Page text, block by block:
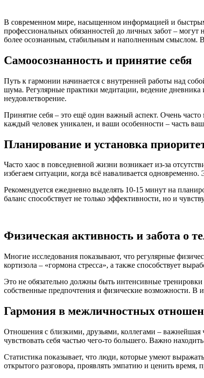
В современном мире, насыщенном информацией и
профессиональных обязанностей до личных забот –
более осознанным, стабильным и наполненным смыслом. В
Самоосознанность и принятие себя
Путь к гармонии начинается с внутренней работы над
шума. Регулярные практики медитации, ведение
неудовлетворение.
Принятие себя – это ещё один важный аспект. Очень
каждый человек уникален, и ваши особенности – часть
Планирование и установка
Часто хаос в повседневной жизни возникает из-за
избегаем ситуации, когда всё наваливается
Рекомендуется ежедневно выделять 10-15 минут на
баланс способствует не только эффективности, но и
Физическая активность и забота о
Многие исследования показывают, что регулярные
кортизола – «гормона стресса», а также способствует
Это не обязательно должны быть интенсивные
собственные предпочтения и физические возможности. В
Гармония в межличностных
Отношения с близкими, друзьями, коллегами –
чувствовать себя частью чего-то большего. Важно
Статистика показывает, что люди, которые умеют
открытого разговора, проявлять эмпатию и ценить